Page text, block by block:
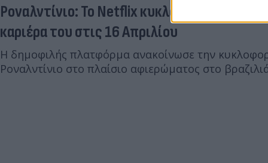
Ροναλντίνιο: Το Netflix κυκλοφορεί
καριέρα του στις 16 Απριλίου
Η δημοφιλής πλατφόρμα ανακοίνωσε την
Ροναλντίνιο στο πλαίσιο αφιερώματος στο